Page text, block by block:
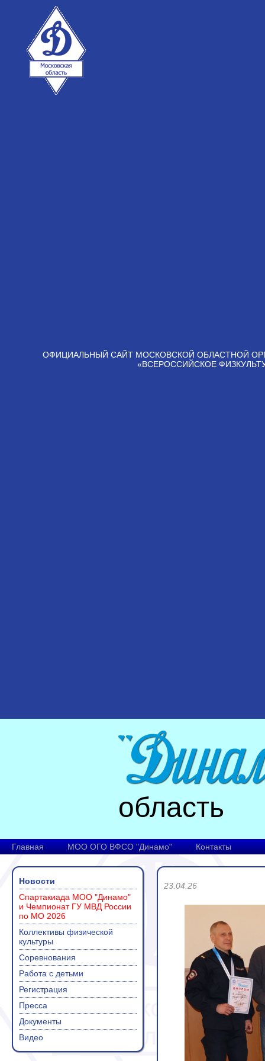
ОФИЦИАЛЬНЫЙ САЙТ МОСКОВСКОЙ ОБЛАСТНОЙ
«ВСЕРОССИЙСКОЕ
область
Главная МОО ОГО ВФСО "Динамо" Контакты
Новости
Спартакиада МОО "Динамо"
и Чемпионат ГУ МВД России
по МО 2026
Коллективы физической
культуры
Соревнования
Работа с детьми
Регистрация
Пресса
Документы
Видео
23.04.26